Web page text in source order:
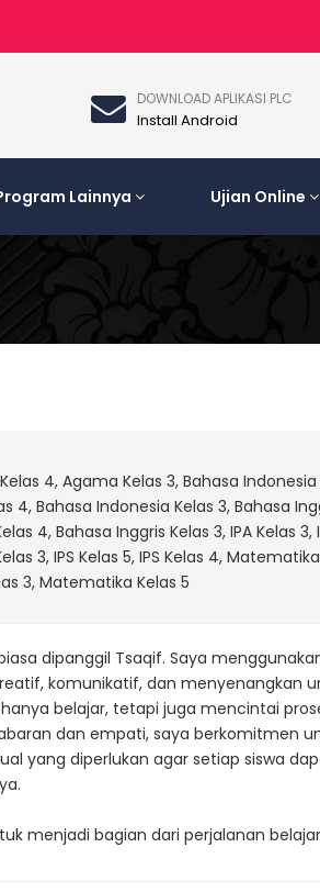
DOWNLOAD APLIKASI PLC
Install Android
Lainnya Ujian Online
4, Agama Kelas 3, Bahasa Indonesia
4, Bahasa Indonesia Kelas 3, Bahasa
4, Bahasa Inggris Kelas 3, IPA Kelas 3,
3, IPS Kelas 5, IPS Kelas 4, Matematika
3, Matematika Kelas 5
dipanggil Tsaqif. Saya
komunikatif, dan menyenangkan
belajar, tetapi juga mencintai
dan empati, saya berkomitmen
yang diperlukan agar setiap siswa
menjadi bagian dari perjalanan